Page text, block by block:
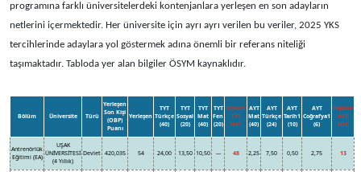
programına farklı üniversitelerdeki kontenjanlara yerleşen en son adayların
netlerini içermektedir. Her üniversite için ayrı ayrı verilen bu veriler, 2025 YKS
tercihlerinde adaylara yol göstermek adına önemli bir referans niteliği
taşımaktadır. Tabloda yer alan bilgiler ÖSYM kaynaklıdır.
Bölüm Üniversite Türü
Yerleşen
Son Kişi
(OBP)
Puanı
Yerleşen
TYT
Türkçe
(40)
TYT
Sosyal
(20)
TYT
Mat
(40)
TYT
Fen
(20)
Toplam
TYT
Net
AYT
Mat
(40)
AYT
Türkçe
(24)
AYT
Tarih1
(10)
AYT
Coğrafya1
(6)
Toplam
AYT
Net
Antrenörlük
Eğitimi (EA)
UŞAK
ÜNİVERSİTESİ
(4 Yıllık)
Devlet 420,035 54 24,00 13,50 10,50 --- 48 2,25 7,50 0,50 2,75 13